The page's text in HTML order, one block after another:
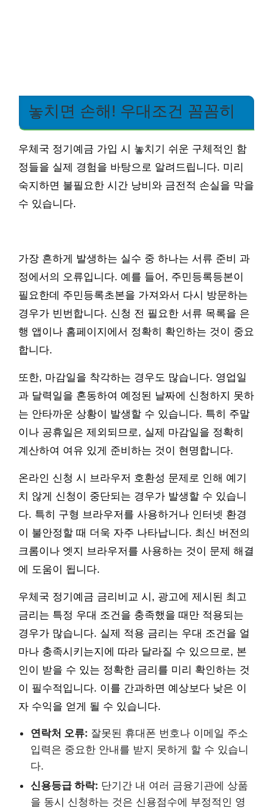
놓치면 손해! 우대조건 꼼꼼히
우체국 정기예금 가입 시 놓치기 쉬운 구체적인 함
정들을 실제 경험을 바탕으로 알려드립니다. 미리
숙지하면 불필요한 시간 낭비와 금전적 손실을 막을
수 있습니다.
가장 흔하게 발생하는 실수 중 하나는 서류 준비 과
정에서의 오류입니다. 예를 들어, 주민등록등본이
필요한데 주민등록초본을 가져와서 다시 방문하는
경우가 빈번합니다. 신청 전 필요한 서류 목록을 은
행 앱이나 홈페이지에서 정확히 확인하는 것이 중요
합니다.
또한, 마감일을 착각하는 경우도 많습니다. 영업일
과 달력일을 혼동하여 예정된 날짜에 신청하지 못하
는 안타까운 상황이 발생할 수 있습니다. 특히 주말
이나 공휴일은 제외되므로, 실제 마감일을 정확히
계산하여 여유 있게 준비하는 것이 현명합니다.
온라인 신청 시 브라우저 호환성 문제로 인해 예기
치 않게 신청이 중단되는 경우가 발생할 수 있습니
다. 특히 구형 브라우저를 사용하거나 인터넷 환경
이 불안정할 때 더욱 자주 나타납니다. 최신 버전의
크롬이나 엣지 브라우저를 사용하는 것이 문제 해결
에 도움이 됩니다.
우체국 정기예금 금리비교 시, 광고에 제시된 최고
금리는 특정 우대 조건을 충족했을 때만 적용되는
경우가 많습니다. 실제 적용 금리는 우대 조건을 얼
마나 충족시키는지에 따라 달라질 수 있으므로, 본
인이 받을 수 있는 정확한 금리를 미리 확인하는 것
이 필수적입니다. 이를 간과하면 예상보다 낮은 이
자 수익을 얻게 될 수 있습니다.
연락처 오류: 잘못된 휴대폰 번호나 이메일 주소
입력은 중요한 안내를 받지 못하게 할 수 있습니
다.
신용등급 하락: 단기간 내 여러 금융기관에 상품
을 동시 신청하는 것은 신용점수에 부정적인 영